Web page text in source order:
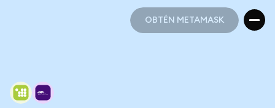
OBTÉN METAMASK